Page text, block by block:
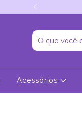
Acessórios